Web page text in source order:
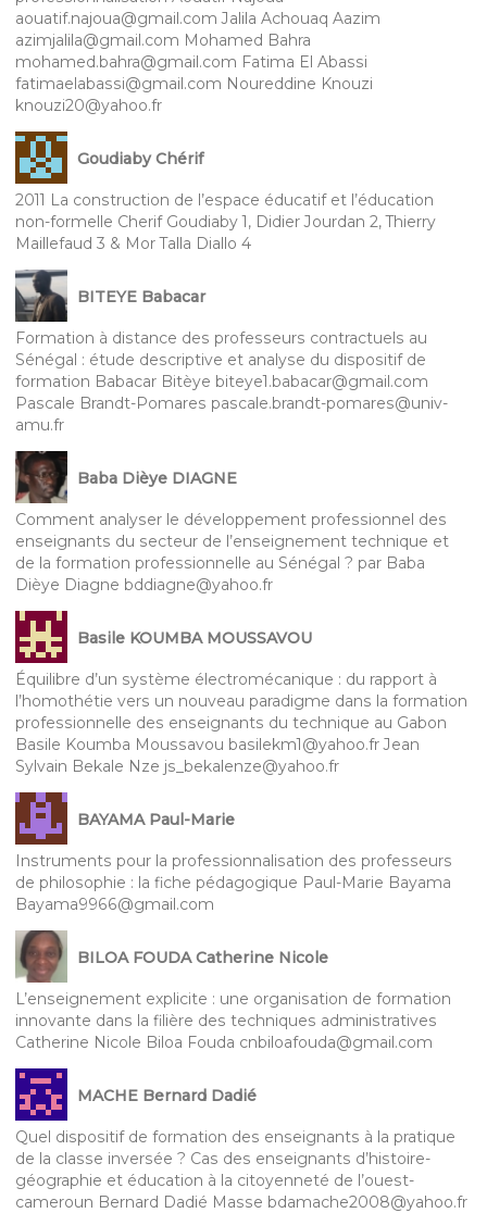
aouatif.najoua@gmail.com Jalila Achouaq Aazim
azimjalila@gmail.com Mohamed Bahra
mohamed.bahra@gmail.com Fatima El Abassi
fatimaelabassi@gmail.com Noureddine Knouzi
knouzi20@yahoo.fr
Goudiaby Chérif
2011 La construction de l’espace éducatif et l’éducation
non-formelle Cherif Goudiaby 1, Didier Jourdan 2, Thierry
Maillefaud 3 & Mor Talla Diallo 4
BITEYE Babacar
Formation à distance des professeurs contractuels au
Sénégal : étude descriptive et analyse du dispositif de
formation Babacar Bitèye biteye1.babacar@gmail.com
Pascale Brandt-Pomares pascale.brandt-pomares@univ-
amu.fr
Baba Dièye DIAGNE
Comment analyser le développement professionnel des
enseignants du secteur de l’enseignement technique et
de la formation professionnelle au Sénégal ? par Baba
Dièye Diagne bddiagne@yahoo.fr
Basile KOUMBA MOUSSAVOU
Équilibre d’un système électromécanique : du rapport à
l’homothétie vers un nouveau paradigme dans la formation
professionnelle des enseignants du technique au Gabon
Basile Koumba Moussavou basilekm1@yahoo.fr Jean
Sylvain Bekale Nze js_bekalenze@yahoo.fr
BAYAMA Paul-Marie
Instruments pour la professionnalisation des professeurs
de philosophie : la fiche pédagogique Paul-Marie Bayama
Bayama9966@gmail.com
BILOA FOUDA Catherine Nicole
L’enseignement explicite : une organisation de formation
innovante dans la filière des techniques administratives
Catherine Nicole Biloa Fouda cnbiloafouda@gmail.com
MACHE Bernard Dadié
Quel dispositif de formation des enseignants à la pratique
de la classe inversée ? Cas des enseignants d’histoire-
géographie et éducation à la citoyenneté de l’ouest-
cameroun Bernard Dadié Masse bdamache2008@yahoo.fr